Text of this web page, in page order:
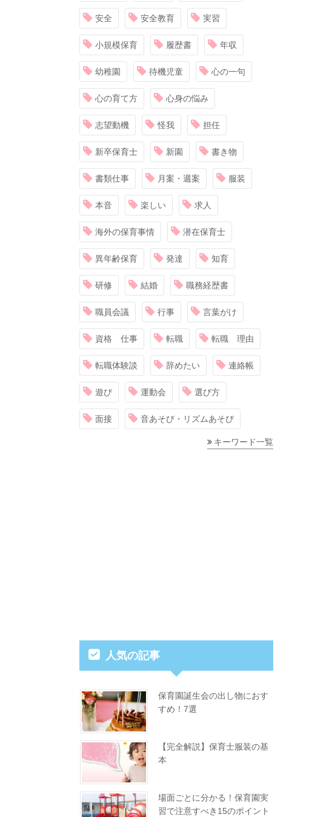
安全 安全教育 実習
小規模保育 履歴書 年収
幼稚園 待機児童 心の一句
心の育て方 心身の悩み
志望動機 怪我 担任
新卒保育士 新園 書き物
書類仕事 月案・週案 服装
本音 楽しい 求人
海外の保育事情 潜在保育士
異年齢保育 発達 知育
研修 結婚 職務経歴書
職員会議 行事 言葉がけ
資格 仕事 転職 転職 理由
転職体験談 辞めたい 連絡帳
遊び 運動会 選び方
面接 音あそび・リズムあそび
キーワード一覧
人気の記事
保育園誕生会の出し物におす
すめ！7選
【完全解説】保育士服装の基
本
場面ごとに分かる！保育園実
習で注意すべき15のポイント